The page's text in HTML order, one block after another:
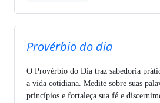
Provérbio do dia
O Provérbio do Dia traz sabedoria
a vida cotidiana. Medite sobre suas
princípios e fortaleça sua fé e